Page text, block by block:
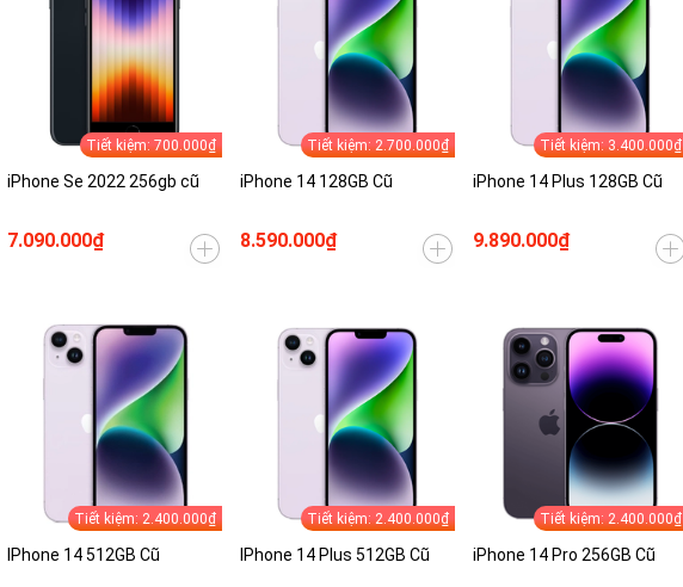
Tiết kiệm: 700.000₫
iPhone Se 2022 256gb cũ
7.090.000₫
Tiết kiệm: 2.700.000₫
iPhone 14 128GB Cũ
8.590.000₫
Tiết kiệm: 3.400.000₫
iPhone 14 Plus 128GB Cũ
9.890.000₫
Tiết kiệm: 2.400.000₫
IPhone 14 512GB Cũ
Tiết kiệm: 2.400.000₫
IPhone 14 Plus 512GB Cũ
Tiết kiệm: 2.400.000₫
iPhone 14 Pro 256GB Cũ